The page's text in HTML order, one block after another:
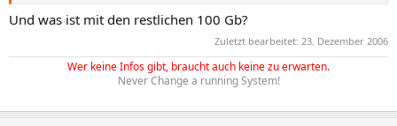
Und was ist mit den restlichen 100 Gb?
Zuletzt bearbeitet: 23. Dezember 2006
Wer keine Infos gibt, braucht auch keine zu erwarten.
Never Change a running System!